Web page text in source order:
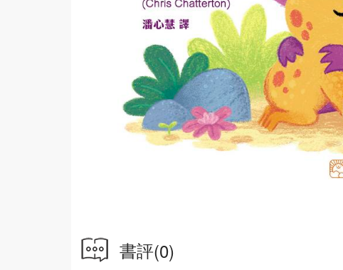
書評(0)